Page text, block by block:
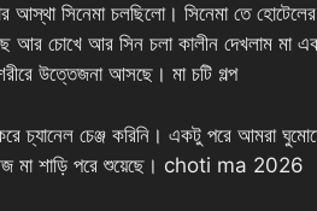
আস্থা সিনেমা চলছিলো। সিনেমা তে
আর চোখে আর সিন চলা কালীন দেখলাম মা
উত্তেজনা আসছে। মা চটি গল্প
চ্যানেল চেঞ্জ করিনি। একটু পরে আমরা
মা শাড়ি পরে শুয়েছে। choti ma 2026